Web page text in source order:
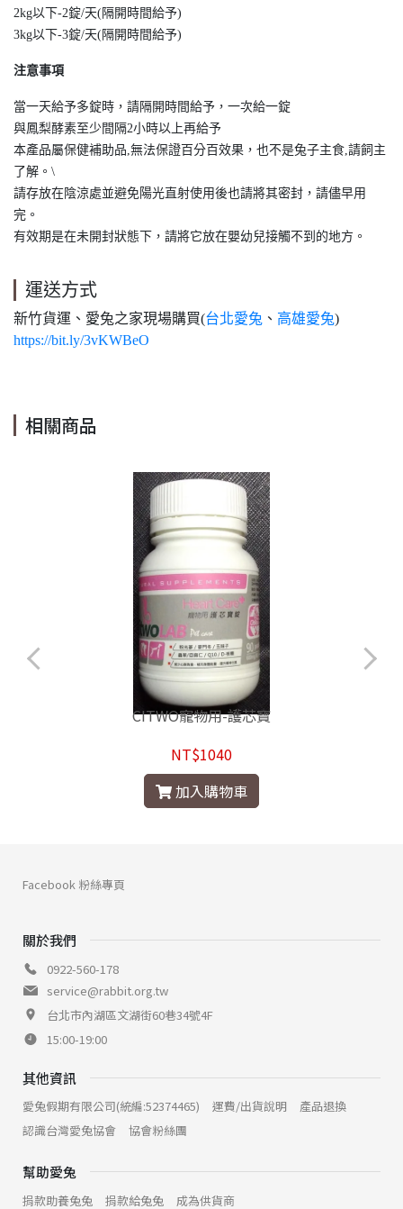
2kg以下-2錠/天(隔開時間給予)
3kg以下-3錠/天(隔開時間給予)
注意事項
當一天給予多錠時，請隔開時間給予，一次給一錠
與鳳梨酵素至少間隔2小時以上再給予
本產品屬保健補助品,無法保證百分百效果，也不是兔子主食,請飼主
了解。\
請存放在陰涼處並避免陽光直射使用後也請將其密封，請儘早用
完。
有效期是在未開封狀態下，請將它放在嬰幼兒接觸不到的地方。
運送方式
新竹貨運、愛兔之家現場購買(台北愛兔 、 高雄愛兔)
https://bit.ly/3vKWBeO
相關商品
CITWO寵物用-護芯寶
NT$1040
加入購物車
關於我們
0922-560-178
service@rabbit.org.tw
台北市內湖區文湖街60巷34號4F
15:00-19:00
其他資訊
愛兔假期有限公司(統編:52374465) 運費/出貨說明
產品退換
認識台灣愛兔協會
協會粉絲團
幫助愛兔
捐款助養兔兔 捐款給兔兔 成為供貨商
Facebook 粉絲專頁